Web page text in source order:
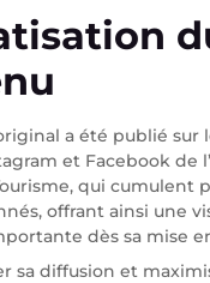
a été publié sur
et Facebook de
qui cumulent
offrant ainsi une
dès sa mise
sa diffusion et